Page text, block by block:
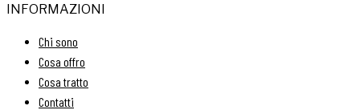
INFORMAZIONI
Chi sono
Cosa offro
Cosa tratto
Contatti